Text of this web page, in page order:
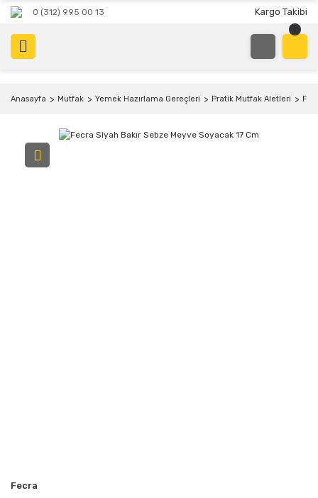
0 (312) 995 00 13 Kargo Takibi
Anasayfa Mutfak Yemek Hazırlama Gereçleri Pratik Mutfak Aletleri
Fecra